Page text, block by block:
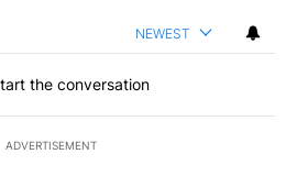
NEWEST
the conversation
ADVERTISEMENT